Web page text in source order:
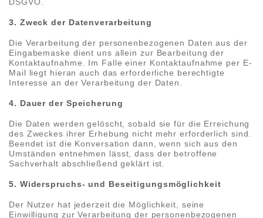
3. Zweck der Datenverarbeitung
Die Verarbeitung der personenbezogenen Daten aus der
Eingabemaske dient uns allein zur Bearbeitung der
Kontaktaufnahme. Im Falle einer Kontaktaufnahme per E-
Mail liegt hieran auch das erforderliche berechtigte
Interesse an der Verarbeitung der Daten.
4. Dauer der Speicherung
Die Daten werden gelöscht, sobald sie für die Erreichung
des Zweckes ihrer Erhebung nicht mehr erforderlich sind.
Beendet ist die Konversation dann, wenn sich aus den
Umständen entnehmen lässt, dass der betroffene
Sachverhalt abschließend geklärt ist.
5. Widerspruchs- und Beseitigungsmöglichkeit
Der Nutzer hat jederzeit die Möglichkeit, seine
Einwilligung zur Verarbeitung der personenbezogenen